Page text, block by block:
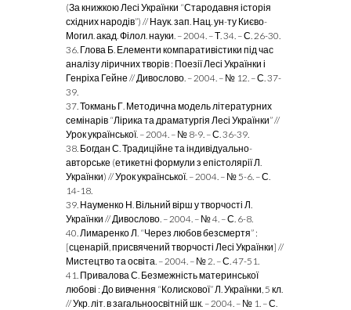
(За книжкою Лесі Українки “Стародавня історія
східних народів”) // Наук. зап. Нац. ун-ту Києво-
Могил. акад. Філол. науки. – 2004. – Т. 34. – С. 26-30.
36. Глова Б. Елементи компаративістики під час
аналізу ліричних творів : Поезії Лесі Українки і
Генріха Гейне // Дивослово. – 2004. – № 12. – С. 37-
39.
37. Токмань Г. Методична модель літературних
семінарів “Лірика та драматургія Лесі Українки” //
Урок української. – 2004. – № 8-9. – С. 36-39.
38. Богдан С. Традиційне та індивідуально-
авторське (етикетні формули з епістолярії Л.
Українки) // Урок української. – 2004. – № 5-6. – С.
14-18.
39. Науменко Н. Вільний вірш у творчості Л.
Українки // Дивослово. – 2004. – № 4. – С. 6-8.
40. Лимаренко Л. “Через любов безсмертя” :
[сценарій, присвячений творчості Лесі Українки] //
Мистецтво та освіта. – 2004. – № 2. – С. 47-51.
41. Привалова С. Безмежність материнської
любові : До вивчення “Колискової” Л. Українки, 5 кл.
// Укр. літ. в загальноосвітній шк. – 2004. – № 1. – С.